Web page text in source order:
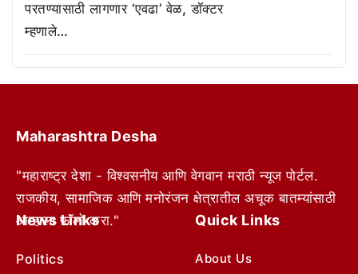
परतण्यासाठी लागणार ‘एवढा’ वेळ, डॉक्टर
म्हणाले…
Maharashtra Desha
"महाराष्ट्र देशा - विश्वसनीय आणि वेगवान मराठी न्यूज पोर्टल.
राजकीय, सामाजिक आणि मनोरंजन क्षेत्रातील अचूक बातम्यांसाठी
आम्हाला फॉलो करा."
News Links
Politics
Quick Links
About Us